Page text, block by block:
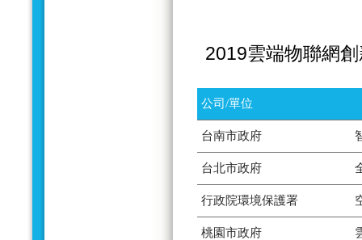
2019雲端物聯網
公司/單位
台南市政府
台北市政府
行政院環境保護署
桃園市政府